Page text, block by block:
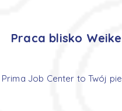
Praca blisko
Prima Job Center to Twój